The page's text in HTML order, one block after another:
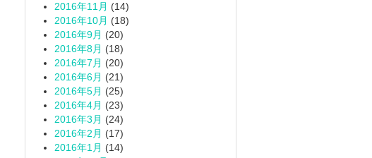
2016年11月 (14)
2016年10月 (18)
2016年9月 (20)
2016年8月 (18)
2016年7月 (20)
2016年6月 (21)
2016年5月 (25)
2016年4月 (23)
2016年3月 (24)
2016年2月 (17)
2016年1月 (14)